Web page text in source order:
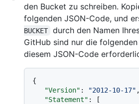
den Bucket zu schreiben.
folgenden JSON-Code, und
BUCKET
durch den Namen
GitHub sind nur die
diesem JSON-Code
{
"Version" : "2012-10-17" ,
"Statement" :
[